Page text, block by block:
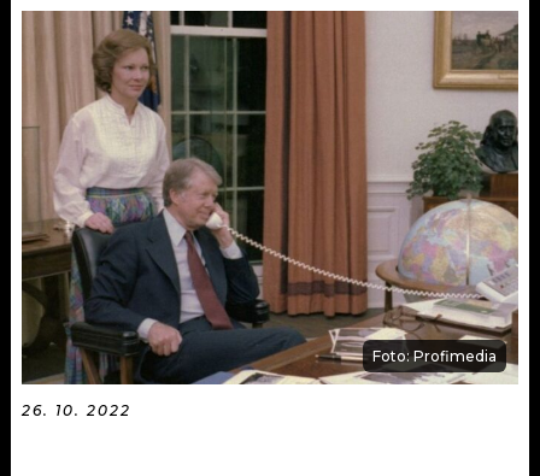
KALENDÁŘ
VIP
TRENDY
KULTURA
MIX
OSTATNÍ
PROGRAM
PLAYLIST
JAK NALADIT
Foto: Profimedia
26. 10. 2022